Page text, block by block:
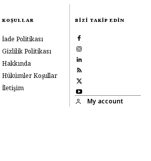
KOŞULLAR
İade Politikası
Gizlilik Politikası
Hakkında
Hükümler Koşullar
İletişim
BIZI TAKIP EDIN
My account